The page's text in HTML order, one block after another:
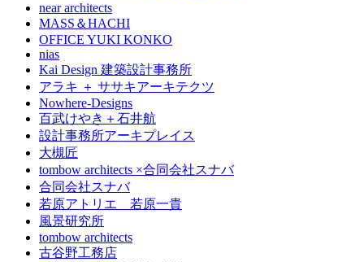
near architects
MASS＆HACHI
OFFICE YUKI KONKO
nias
Kai Design 建築設計事務所
アラキ ＋ ササキアーキテクツ
Nowhere-Designs
百武けやき＋石井航
設計事務所アーキプレイス
大槻匠
tombow architects ×合同会社スナバ
合同会社スナバ
若原アトリエ 若原一貴
風景研究所
tombow architects
古谷野工務店